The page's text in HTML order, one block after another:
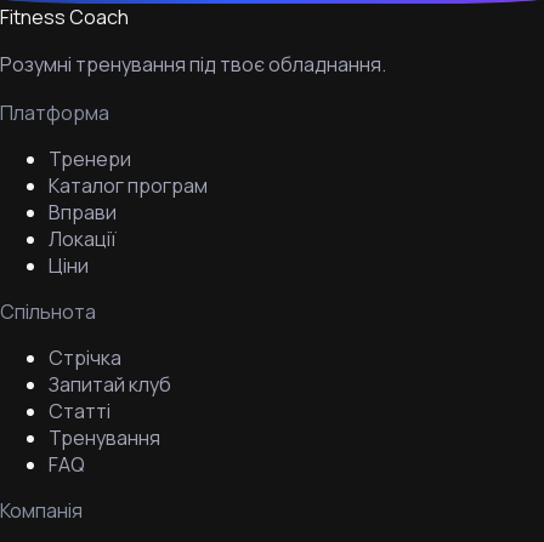
Fitness Coach
Розумні тренування під твоє обладнання.
Платформа
Тренери
Каталог програм
Вправи
Локації
Ціни
Спільнота
Стрічка
Запитай клуб
Статті
Тренування
FAQ
Компанія